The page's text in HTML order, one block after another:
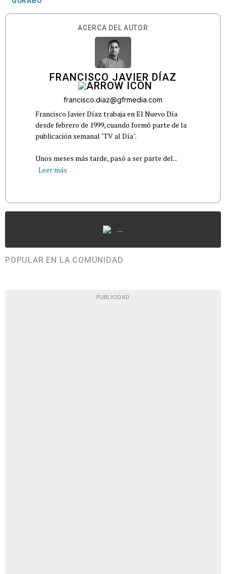
ACERCA DEL AUTOR
FRANCISCO JAVIER DÍAZ
francisco.diaz@gfrmedia.com
Francisco Javier Díaz trabaja en El Nuevo Día
desde febrero de 1999, cuando formó parte de la
publicación semanal "TV al Día".
Unos meses más tarde, pasó a ser parte del...
Leer más
...
POPULAR EN LA COMUNIDAD
PUBLICIDAD